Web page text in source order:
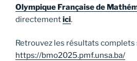
Olympique Française de
directementici.
Retrouvez les résultats
https://bmo2025.pmf.unsa.ba/